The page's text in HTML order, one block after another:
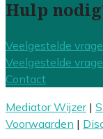
Hulp
Veelgestelde
Veelgestelde
Contact
Mediator Wijzer|
Voorwaarden |